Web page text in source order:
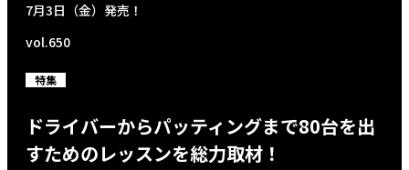
7月3日（金）発売！
vol.650
特集
ドライバーからパッティングまで80台を出
すためのレッスンを総力取材！